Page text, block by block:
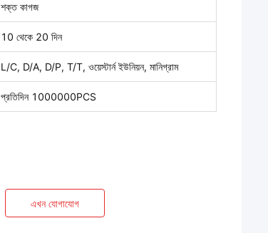
শক্ত কাগজ
10 থেকে 20 দিন
L/C, D/A, D/P, T/T, ওয়েস্টার্ন ইউনিয়ন, মানিগ্রাম
প্রতিদিন 1000000PCS
এখন যোগাযোগ